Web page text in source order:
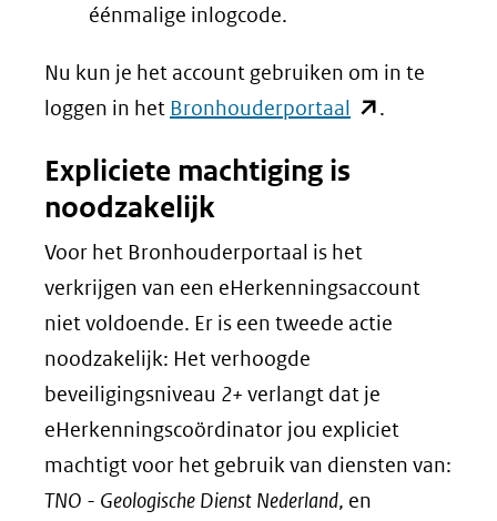
éénmalige inlogcode.
Nu kun je het account gebruiken om in te
loggen in het Bronhouderportaal (opent
(verwijst
naar
een
website)
.
Expliciete machtiging is
noodzakelijk
Voor het Bronhouderportaal is het
verkrijgen van een eHerkenningsaccount
niet voldoende. Er is een tweede actie
noodzakelijk: Het verhoogde
beveiligingsniveau 2+ verlangt dat je
eHerkenningscoördinator jou expliciet
machtigt voor het gebruik van diensten van:
TNO - Geologische Dienst Nederland, en